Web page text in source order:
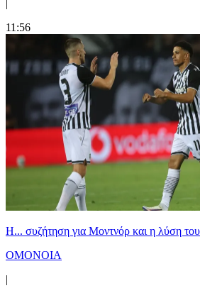
11:56
Η... συζήτηση για Μοντνόρ και η λύση
ΟΜΟΝΟΙΑ
|